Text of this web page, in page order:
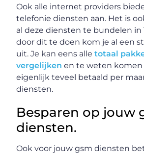
Ook alle internet providers
telefonie diensten aan. Het is
al deze diensten te bundelen in
door dit te doen kom je al een
uit. Je kan eens alletotaal
vergelijken en te weten komen
eigenlijk teveel betaald per
diensten.
Besparen op jouw
diensten.
Ook voor jouw gsm diensten